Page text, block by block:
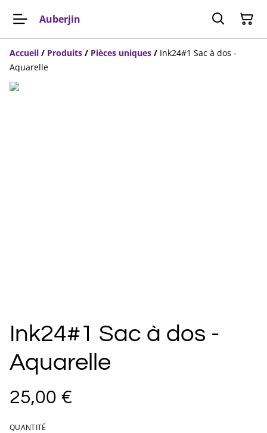
Auberjin
Accueil / Produits / Pièces uniques / Ink24#1 Sac à dos -
Aquarelle
Ink24#1 Sac à dos -
Aquarelle
25,00 €
QUANTITÉ